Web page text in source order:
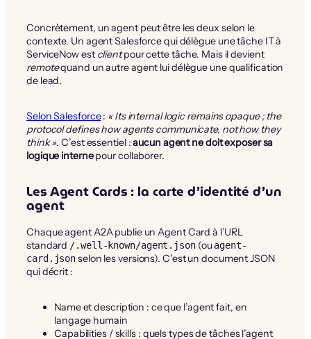
Concrètement, un agent peut être les deux selon le
contexte. Un agent Salesforce qui délègue une tâche IT à
ServiceNow est clientpour cette tâche. Mais il devient
remotequand un autre agent lui délègue une qualification
de lead.
Selon Salesforce: « Its internal logic remains opaque ; the
protocol defines how agents communicate, not how they
think ». C’est essentiel :aucun agent ne doit exposer sa
logique internepour collaborer.
Les Agent Cards : la carte d’identité d’un
agent
Chaque agent A2A publie un Agent Card à l’URL
standard /.well-known/agent.json(ouagent-
card.jsonselon les versions). C’est un document JSON
qui décrit :
Name et description : ce que l’agent fait, en
langage humain
Capabilities / skills : quels types de tâches l’agent